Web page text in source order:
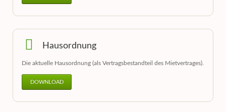
Hausordnung
Die aktuelle Hausordnung (als Vertragsbestandteil des Mietvertrages).
DOWNLOAD